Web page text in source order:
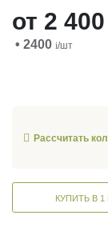
от 2
• 2400 i/шт
Рассчитать
КУПИТЬ В 1